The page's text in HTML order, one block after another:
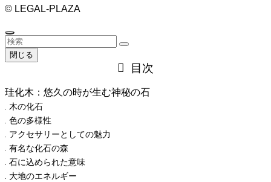
© LEGAL-PLAZA
閉じる
目次
珪化木：悠久の時が生む神秘の石
木の化石
色の多様性
アクセサリーとしての魅力
有名な化石の森
石に込められた意味
大地のエネルギー